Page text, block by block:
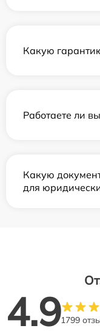
Какую
Работаете ли
Какую
для
4.91799